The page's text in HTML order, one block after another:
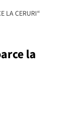
LA CERURI“
la